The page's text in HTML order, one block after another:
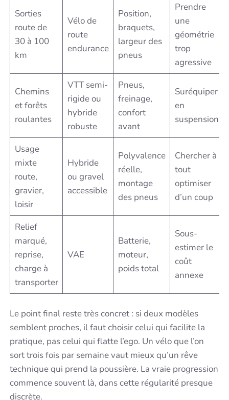
Sorties
route de
30 à 100
km
Vélo de
route
endurance
Position,
braquets,
largeur des
pneus
Prendre
une
géométrie
trop
agressive
Chemins
et forêts
roulantes
VTT semi-
rigide ou
hybride
robuste
Pneus,
freinage,
confort
avant
Suréquiper
en
suspension
Usage
mixte
route,
gravier,
loisir
Hybride
ou gravel
accessible
Polyvalence
réelle,
montage
des pneus
Chercher à
tout
optimiser
d’un coup
Relief
marqué,
reprise,
charge à
transporter
VAE
Batterie,
moteur,
poids total
Sous-
estimer le
coût
annexe
Le point final reste très concret : si deux modèles
semblent proches, il faut choisir celui qui facilite la
pratique, pas celui qui flatte l’ego. Un vélo que l’on
sort trois fois par semaine vaut mieux qu’un rêve
technique qui prend la poussière. La vraie progression
commence souvent là, dans cette régularité presque
discrète.